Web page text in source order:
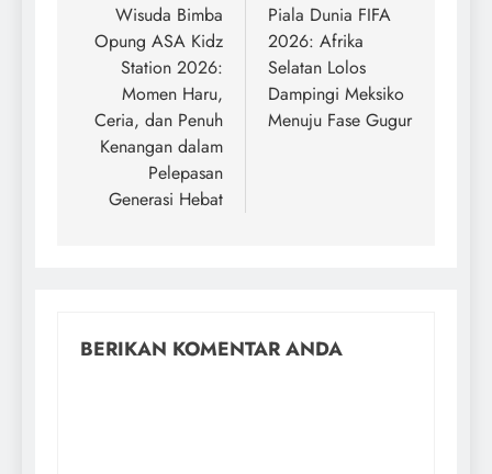
Wisuda Bimba
Opung ASA Kidz
Station 2026:
Momen Haru,
Ceria, dan Penuh
Kenangan dalam
Pelepasan
Generasi Hebat
Piala Dunia FIFA
2026: Afrika
Selatan Lolos
Dampingi Meksiko
Menuju Fase Gugur
BERIKAN KOMENTAR ANDA